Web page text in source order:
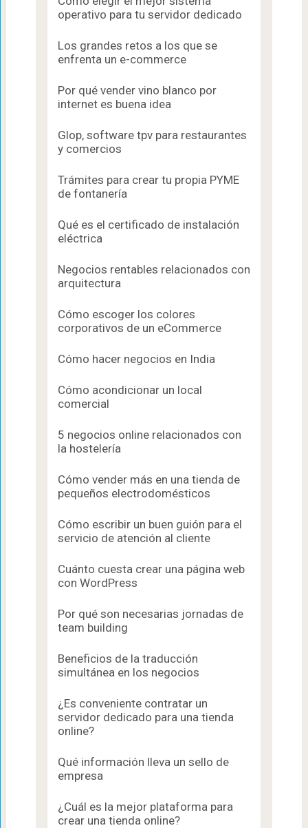
operativo para tu servidor dedicado
Los grandes retos a los que se
enfrenta un e-commerce
Por qué vender vino blanco por
internet es buena idea
Glop, software tpv para restaurantes
y comercios
Trámites para crear tu propia PYME
de fontanería
Qué es el certificado de instalación
eléctrica
Negocios rentables relacionados con
arquitectura
Cómo escoger los colores
corporativos de un eCommerce
Cómo hacer negocios en India
Cómo acondicionar un local
comercial
5 negocios online relacionados con
la hostelería
Cómo vender más en una tienda de
pequeños electrodomésticos
Cómo escribir un buen guión para el
servicio de atención al cliente
Cuánto cuesta crear una página web
con WordPress
Por qué son necesarias jornadas de
team building
Beneficios de la traducción
simultánea en los negocios
¿Es conveniente contratar un
servidor dedicado para una tienda
online?
Qué información lleva un sello de
empresa
¿Cuál es la mejor plataforma para
crear una tienda online?